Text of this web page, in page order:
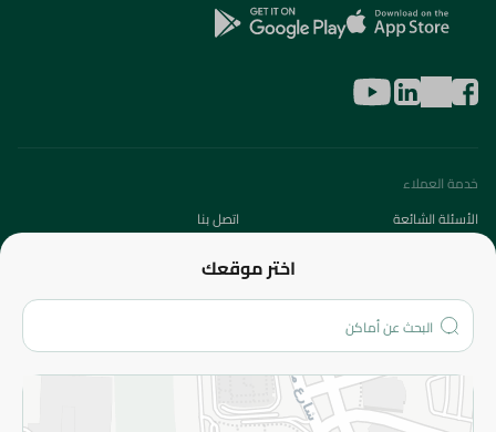
اختر موقعك
خدمة العملاء
الأسئلة الشائعة
اتصل بنا
من نحن؟
الفروع
المزيد
الاسترجاع
سياسة الاستخدام
سياسة الخصوصية